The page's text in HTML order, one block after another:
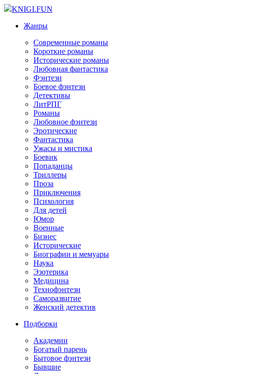
KNIGI.FUN
Жанры
Современные романы
Короткие романы
Исторические романы
Любовная фантастика
Фэнтези
Боевое фэнтези
Детективы
ЛитРПГ
Романы
Любовное фэнтези
Эротические
Фантастика
Ужасы и мистика
Боевик
Попаданцы
Триллеры
Проза
Приключения
Психология
Для детей
Юмор
Военные
Бизнес
Исторические
Биографии и мемуары
Наука
Эзотерика
Медицина
Технофэнтези
Саморазвитие
Женский детектив
Подборки
Академии
Богатый парень
Бытовое фэнтези
Бывшие